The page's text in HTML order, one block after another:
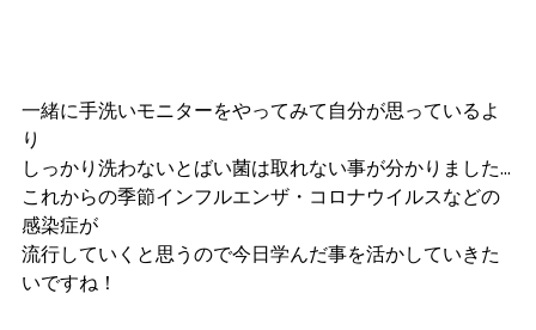
一緒に手洗いモニターをやってみて自分が思っているよ
り
しっかり洗わないとばい菌は取れない事が分かりました…
これからの季節インフルエンザ・コロナウイルスなどの
感染症が
流行していくと思うので今日学んだ事を活かしていきた
いですね！